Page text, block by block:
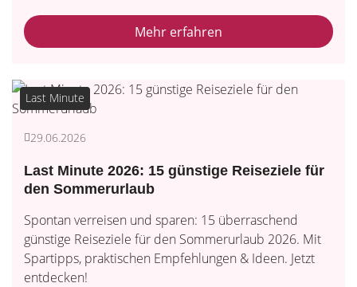
Mehr erfahren
Last Minute
29.06.2026
Last Minute 2026: 15 günstige Reiseziele für
den Sommerurlaub
Spontan verreisen und sparen: 15 überraschend
günstige Reiseziele für den Sommerurlaub 2026. Mit
Spartipps, praktischen Empfehlungen & Ideen. Jetzt
entdecken!